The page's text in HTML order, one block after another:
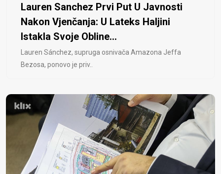
Lauren Sanchez Prvi Put U Javnosti
Nakon Vjenčanja: U Lateks Haljini
Istakla Svoje Obline...
Lauren Sánchez, supruga osnivača Amazona Jeffa
Bezosa, ponovo je priv..